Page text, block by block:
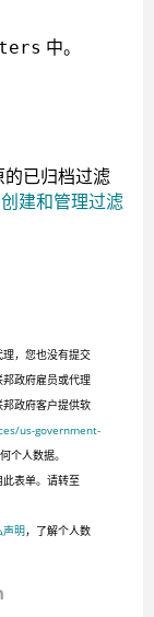
中。
已归档过滤
建和管理过滤
，您也没有提交
政府雇员或代理
政府客户提供软
us-government-
个人数据。
表单。请转至
明，了解个人数